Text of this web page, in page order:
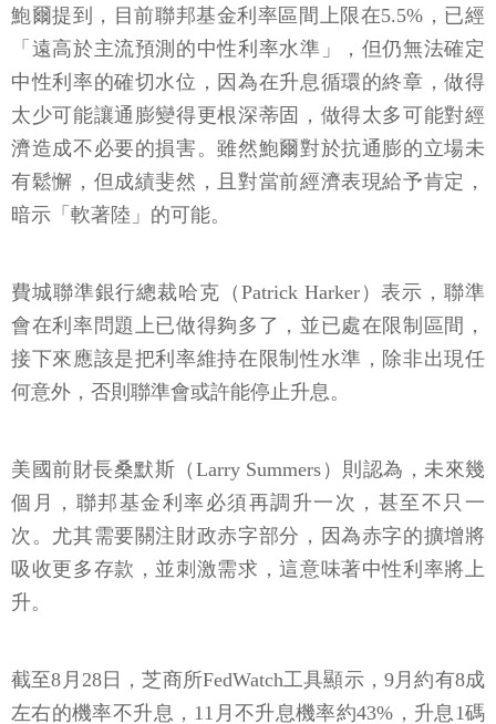
鮑爾提到，目前聯邦基金利率區間上限在5.5%，已經
「遠高於主流預測的中性利率水準」，但仍無法確定
中性利率的確切水位，因為在升息循環的終章，做得
太少可能讓通膨變得更根深蒂固，做得太多可能對經
濟造成不必要的損害。雖然鮑爾對於抗通膨的立場未
有鬆懈，但成績斐然，且對當前經濟表現給予肯定，
暗示「軟著陸」的可能。
費城聯準銀行總裁哈克（Patrick Harker）表示，聯準
會在利率問題上已做得夠多了，並已處在限制區間，
接下來應該是把利率維持在限制性水準，除非出現任
何意外，否則聯準會或許能停止升息。
美國前財長桑默斯（Larry Summers）則認為，未來幾
個月，聯邦基金利率必須再調升一次，甚至不只一
次。尤其需要關注財政赤字部分，因為赤字的擴增將
吸收更多存款，並刺激需求，這意味著中性利率將上
升。
截至8月28日，芝商所FedWatch工具顯示，9月約有8成
左右的機率不升息，11月不升息機率約43%，升息1碼